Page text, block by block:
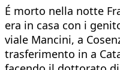
É morto nella notte
era in casa con i
viale Mancini, a
trasferimento in a